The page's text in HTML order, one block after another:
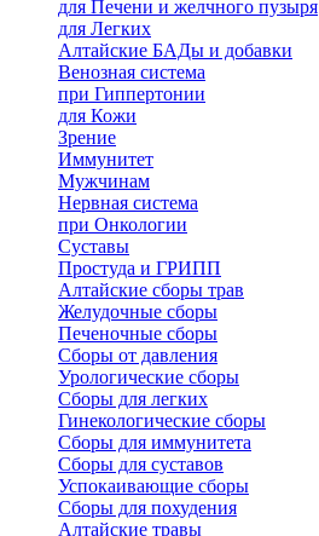
для Печени и желчного пузыря
для Легких
Алтайские БАДы и добавки
Венозная система
при Гиппертонии
для Кожи
Зрение
Иммунитет
Мужчинам
Нервная система
при Онкологии
Суставы
Простуда и ГРИПП
Алтайские сборы трав
Желудочные сборы
Печеночные сборы
Сборы от давления
Урологические сборы
Сборы для легких
Гинекологические сборы
Сборы для иммунитета
Сборы для суставов
Успокаивающие сборы
Сборы для похудения
Алтайские травы